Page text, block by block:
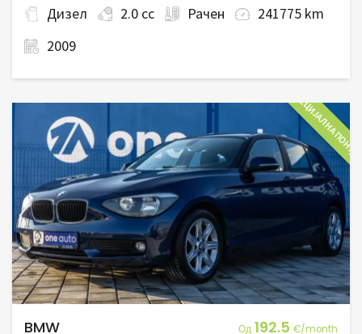
Дизел 2.0 cc Рачен
241775 km
2009
СПЕЦИЈАЛНА
BMW Од 192.5 €/month